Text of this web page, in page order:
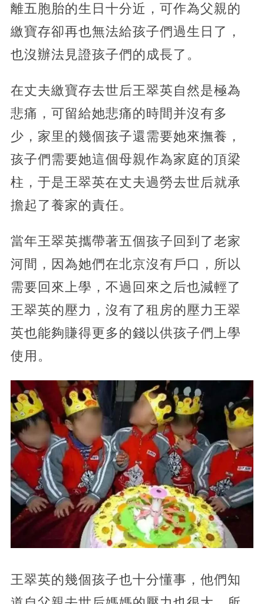
離五胞胎的生日十分近，可作為父親的
繳寶存卻再也無法給孩子們過生日了，
也沒辦法見證孩子們的成長了。
在丈夫繳寶存去世后王翠英自然是極為
悲痛，可留給她悲痛的時間并沒有多
少，家里的幾個孩子還需要她來撫養，
孩子們需要她這個母親作為家庭的頂梁
柱，于是王翠英在丈夫過勞去世后就承
擔起了養家的責任。
當年王翠英攜帶著五個孩子回到了老家
河間，因為她們在北京沒有戶口，所以
需要回來上學，不過回來之后也減輕了
王翠英的壓力，沒有了租房的壓力王翠
英也能夠賺得更多的錢以供孩子們上學
使用。
王翠英的幾個孩子也十分懂事，他們知